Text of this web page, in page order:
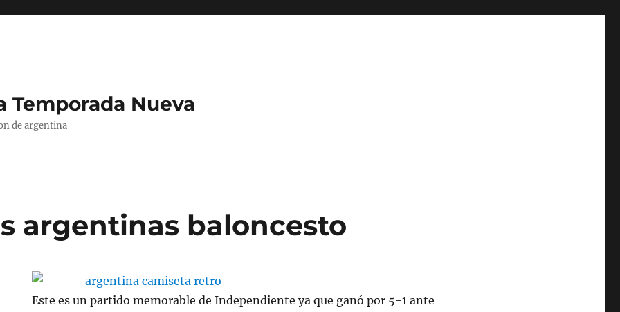
Temporada Nueva
de argentina
argentinas baloncesto
Este es un partido memorable de Independiente ya que ganó por 5-1 ante